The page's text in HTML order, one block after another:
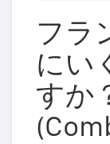
フラ
にい
すか